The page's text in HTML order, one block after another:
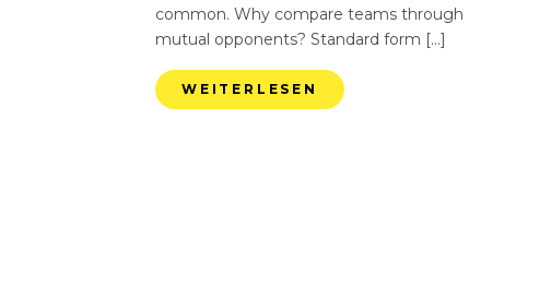
common. Why compare teams through
mutual opponents? Standard form […]
WEITERLESEN